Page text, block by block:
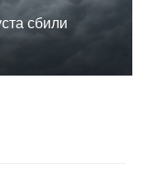
сбили